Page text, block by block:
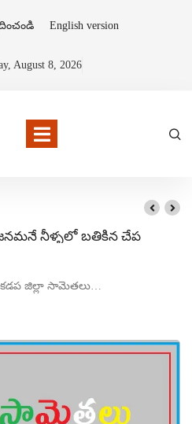
English version
August 8, 2026
నీళ్ళలో బతికిన చేప
కడప జిల్లా సామెతలు…